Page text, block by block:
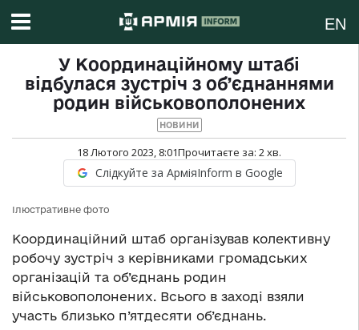
EN
У Координаційному штабі
відбулася зустріч з об’єднаннями
родин військовополонених
НОВИНИ
18 Лютого 2023, 8:01Прочитаєте за: 2хв.
Слідкуйте за АрміяInform в Google
Ілюстративне фото
Координаційний штаб організував колективну
робочу зустріч з керівниками громадських
організацій та об’єднань родин
військовополонених. Всього в заході взяли
участь близько п’ятдесяти об’єднань.